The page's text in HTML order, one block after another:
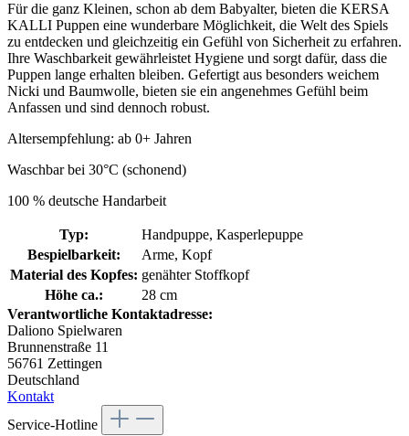
Für die ganz Kleinen, schon ab dem Babyalter, bieten die KERSA
KALLI Puppen eine wunderbare Möglichkeit, die Welt des Spiels
zu entdecken und gleichzeitig ein Gefühl von Sicherheit zu erfahren.
Ihre Waschbarkeit gewährleistet Hygiene und sorgt dafür, dass die
Puppen lange erhalten bleiben. Gefertigt aus besonders weichem
Nicki und Baumwolle, bieten sie ein angenehmes Gefühl beim
Anfassen und sind dennoch robust.
Altersempfehlung: ab 0+ Jahren
Waschbar bei 30°C (schonend)
100 % deutsche Handarbeit
Typ:
Handpuppe, Kasperlepuppe
Bespielbarkeit:
Arme, Kopf
Material des Kopfes: genähter Stoffkopf
Höhe ca.:
28 cm
Verantwortliche Kontaktadresse:
Daliono Spielwaren
Brunnenstraße 11
56761 Zettingen
Deutschland
Kontakt
Service-Hotline